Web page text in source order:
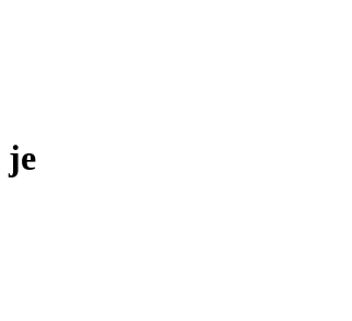
je